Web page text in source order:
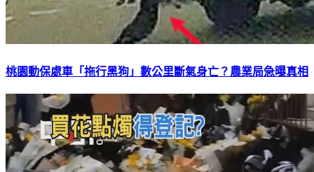
桃園動保處車「拖行黑狗」數公里斷氣身亡？農業局急曝真相